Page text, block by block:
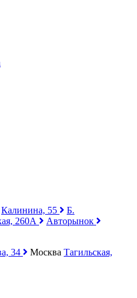
Калинина, 55
Б.
260А
Авторынок
34 Москва Тагильская,